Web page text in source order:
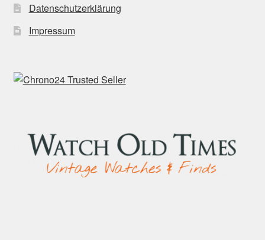
Datenschutzerklärung
Impressum